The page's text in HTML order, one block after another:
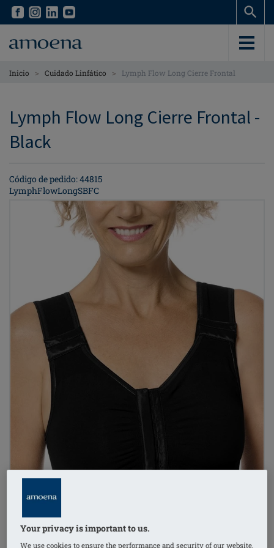
Skip
content
Skip
content
Inicio > Cuidado Linfático > Lymph Flow Long Cierre Frontal
Lymph Flow Long Cierre Frontal -
Black
Código de pedido: 44815
LymphFlowLongSBFC
Your privacy is important to us.
We use cookies to ensure the performance and security of our website,